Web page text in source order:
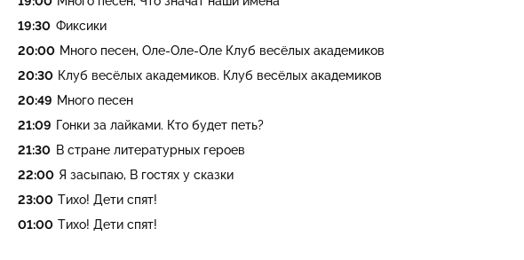
19:30 Фиксики
20:00 Много песен, Оле-Оле-Оле Клуб весёлых академиков
20:30 Клуб весёлых академиков. Клуб весёлых академиков
20:49 Много песен
21:09 Гонки за лайками. Кто будет петь?
21:30 В стране литературных героев
22:00 Я засыпаю, В гостях у сказки
23:00 Тихо! Дети спят!
01:00 Тихо! Дети спят!